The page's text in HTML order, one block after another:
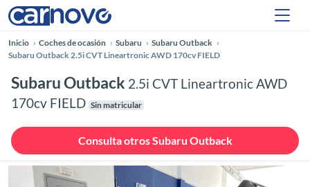
Inicio Coches de ocasión Subaru
Subaru Outback
Subaru Outback 2.5i CVT Lineartronic AWD 170cv FIELD
Subaru Outback 2.5i CVT Lineartronic AWD
170cv FIELD Sin matricular
Consulta otros Subaru Outback